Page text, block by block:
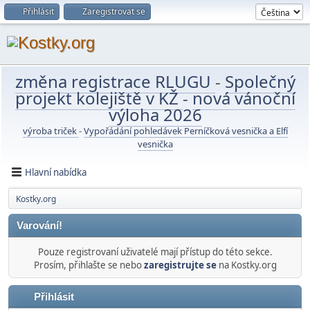
Přihlásit Zaregistrovat se
změna registrace RLUGU - Společný
projekt kolejiště v KŽ-nová vánoční
výloha 2026
výroba triček-Vypořádání pohledávek Perníčková vesnička a Elfí
vesnička
Hlavní nabídka
Kostky.org
Varování!
Pouze registrovaní uživatelé mají přístup do této sekce.
Prosím, přihlašte se nebozaregistrujte sena Kostky.org
Přihlásit